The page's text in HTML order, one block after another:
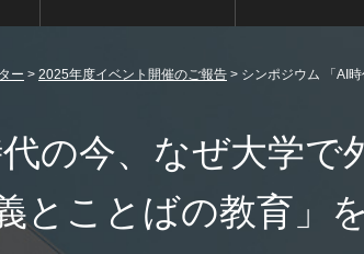
ー > 2025年度イベント開催のご報告 > シンポジウム 「AI
の今、なぜ大学で
とことばの教育」